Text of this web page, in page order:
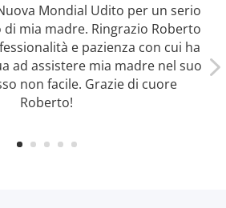
Mondial Udito per un serio
mia madre. Ringrazio Roberto
e pazienza con cui ha
ad assistere mia madre nel suo
non facile. Grazie di cuore
Roberto!